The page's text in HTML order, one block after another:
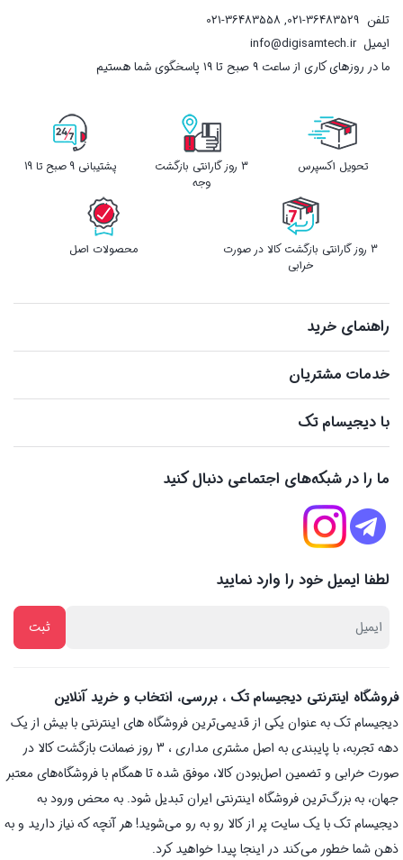
تلفن 021-36483529
,
021-36483558
ایمیلinfo@digisamtech.ir
ما در روزهای کاری از ساعت ۹ صبح تا ۱۹ پاسخگوی شما هستیم
تحویل اکسپرس
3 روز گارانتی بازگشت
وجه
پشتیبانی 9 صبح تا 19
3 روز گارانتی بازگشت کالا در صورت
خرابی
محصولات اصل
راهنمای خرید
خدمات مشتریان
با دیجیسام تک
ما را در شبکه‌های اجتماعی دنبال کنید
لطفا ایمیل خود را وارد نمایید
فروشگاه اینترنتی دیجیسام تک ، بررسی، انتخاب و خرید آنلاین
دیجیسام تک به عنوان یکی از قدیمی‌ترین فروشگاه های اینترنتی با بیش از یک
دهه تجربه، با پایبندی به اصل مشتری مداری ، 3 روز ضمانت بازگشت کالا در
صورت خرابی و تضمین اصل‌بودن کالا، موفق شده تا همگام با فروشگاه‌های معتبر
جهان، به بزرگ‌ترین فروشگاه اینترنتی ایران تبدیل شود. به محض ورود به
دیجیسام تک با یک سایت پر از کالا رو به رو می‌شوید! هر آنچه که نیاز دارید و به
ذهن شما خطور می‌کند در اینجا پیدا خواهید کرد.